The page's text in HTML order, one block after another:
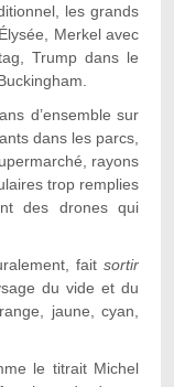
les grands
Merkel avec
Trump dans le
d’ensemble sur
dans les parcs,
rayons
trop remplies
des drones qui
faitsortir
du vide et du
jaune, cyan,
le titrait Michel